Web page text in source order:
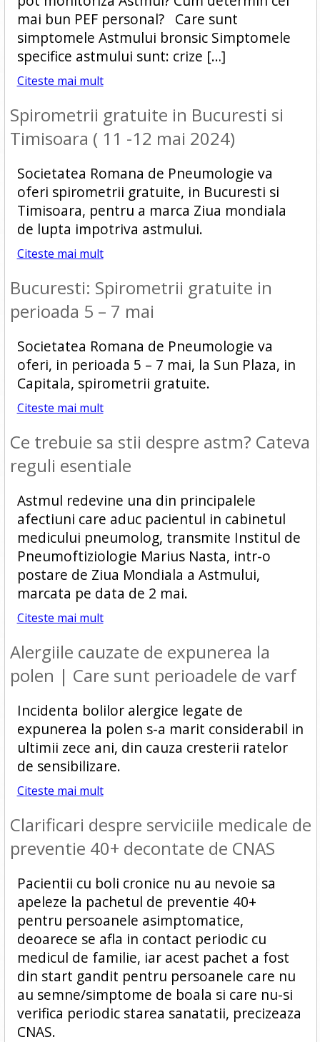
mai bun PEF personal? Care sunt
simptomele Astmului bronsic Simptomele
specifice astmului sunt: crize […]
Citeste mai mult
Spirometrii gratuite in Bucuresti si
Timisoara ( 11 -12 mai 2024)
Societatea Romana de Pneumologie va
oferi spirometrii gratuite, in Bucuresti si
Timisoara, pentru a marca Ziua mondiala
de lupta impotriva astmului.
Citeste mai mult
Bucuresti: Spirometrii gratuite in
perioada 5 – 7 mai
Societatea Romana de Pneumologie va
oferi, in perioada 5 – 7 mai, la Sun Plaza, in
Capitala, spirometrii gratuite.
Citeste mai mult
Ce trebuie sa stii despre astm? Cateva
reguli esentiale
Astmul redevine una din principalele
afectiuni care aduc pacientul in cabinetul
medicului pneumolog, transmite Institul de
Pneumoftiziologie Marius Nasta, intr-o
postare de Ziua Mondiala a Astmului,
marcata pe data de 2 mai.
Citeste mai mult
Alergiile cauzate de expunerea la
polen | Care sunt perioadele de varf
Incidenta bolilor alergice legate de
expunerea la polen s-a marit considerabil in
ultimii zece ani, din cauza cresterii ratelor
de sensibilizare.
Citeste mai mult
Clarificari despre serviciile medicale de
preventie 40+ decontate de CNAS
Pacientii cu boli cronice nu au nevoie sa
apeleze la pachetul de preventie 40+
pentru persoanele asimptomatice,
deoarece se afla in contact periodic cu
medicul de familie, iar acest pachet a fost
din start gandit pentru persoanele care nu
au semne/simptome de boala si care nu-si
verifica periodic starea sanatatii, precizeaza
CNAS.